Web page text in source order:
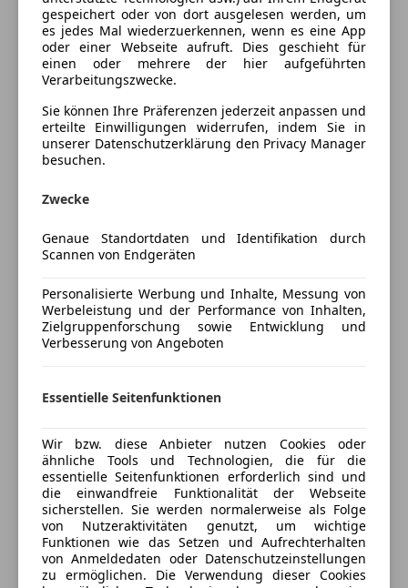
Elektrische Seitenspiegel
Getönte Scheiben
Head-up display
Klimaautomatik
Lederausstattung
Lederlenkrad
Lichtsensor
Navigationssystem
Regensensor
Sitzheizung
Tempomat
Unterhaltung/Media
Android Auto
Soundsystem
Volldigitales Kombiinstrument
Sicherheit
Kopfairbag
LED-Scheinwerfer
Notbremsassistent
Notrufsystem
Fahrzeugbeschreibung
Auto befindet sich in Aufbereitung
Preisbewertung
Mehr anzeigen
Kfz-Versicherung
Versicherungsschutz an Ihre Bedürfnisse
anpassen
Auto einfach online versichern & Rabatt holen
Jetzt berechnen
Verkäufer Händler
Porsche Zell am See
gespeichert oder von dort ausgelesen werden, um
es jedes Mal wiederzuerkennen, wenn es eine App
oder einer Webseite aufruft. Dies geschieht für
einen oder mehrere der hier aufgeführten
Verarbeitungszwecke.
Sie können Ihre Präferenzen jederzeit anpassen und
erteilte Einwilligungen widerrufen, indem Sie in
unserer Datenschutzerklärung den Privacy Manager
besuchen.
Zwecke
Genaue Standortdaten und Identifikation durch
Scannen von Endgeräten
Personalisierte Werbung und Inhalte, Messung von
Werbeleistung und der Performance von Inhalten,
Zielgruppenforschung sowie Entwicklung und
Verbesserung von Angeboten
Essentielle Seitenfunktionen
Wir bzw. diese Anbieter nutzen Cookies oder
ähnliche Tools und Technologien, die für die
essentielle Seitenfunktionen erforderlich sind und
die einwandfreie Funktionalität der Webseite
sicherstellen. Sie werden normalerweise als Folge
von Nutzeraktivitäten genutzt, um wichtige
Funktionen wie das Setzen und Aufrechterhalten
von Anmeldedaten oder Datenschutzeinstellungen
zu ermöglichen. Die Verwendung dieser Cookies